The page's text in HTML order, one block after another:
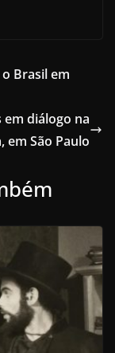
Brasil em
em diálogo na
em São Paulo